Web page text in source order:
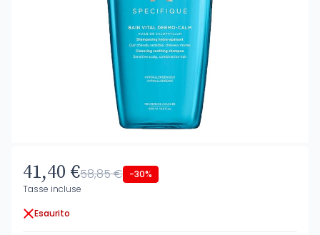
41,40 €58,85 € -30%
Tasse incluse
Esaurito